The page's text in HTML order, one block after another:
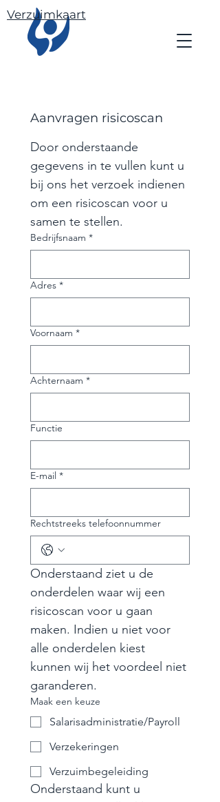
Verzuimkaart
Aanvragen risicoscan
Door onderstaande
gegevens in te vullen kunt u
bij ons het verzoek indienen
om een risicoscan voor u
samen te stellen.
Bedrijfsnaam *
Adres *
Voornaam *
Achternaam *
Functie
E-mail *
Rechtstreeks telefoonnummer
Onderstaand ziet u de
onderdelen waar wij een
risicoscan voor u gaan
maken. Indien u niet voor
alle onderdelen kiest
kunnen wij het voordeel niet
garanderen.
Maak een keuze
Salarisadministratie/Payroll
Verzekeringen
Verzuimbegeleiding
Onderstaand kunt u